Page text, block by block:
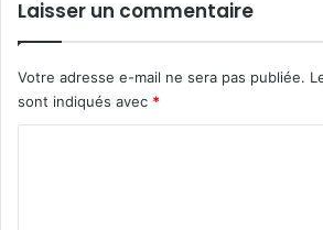
n
f
a
i
nLaisser un commentaire
Votre adresse e-mail ne sera pas publiée.
sont indiqués avec *